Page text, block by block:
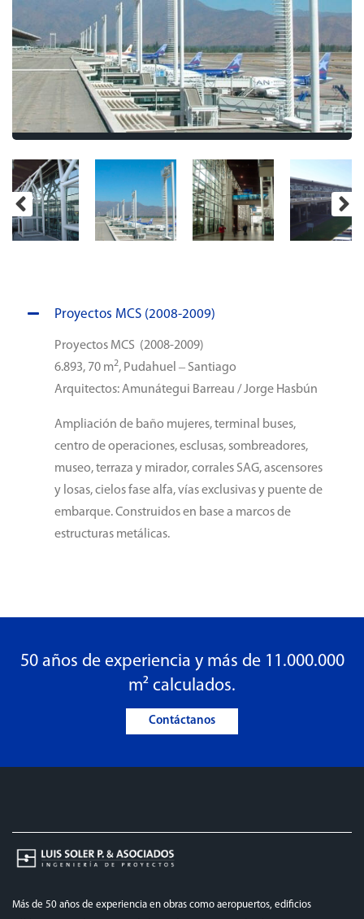
Proyectos MCS (2008-2009)
Proyectos MCS (2008-2009)
6.893, 70 m2, Pudahuel – Santiago
Arquitectos: Amunátegui Barreau / Jorge Hasbún
Ampliación de baño mujeres, terminal buses,
centro de operaciones, esclusas, sombreadores,
museo, terraza y mirador, corrales SAG, ascensores
y losas, cielos fase alfa, vías exclusivas y puente de
embarque. Construidos en base a marcos de
estructuras metálicas.
50 años de experiencia y más de 11.000.000
m² calculados.
Contáctanos
Más de 50 años de experiencia en obras como aeropuertos, edificios